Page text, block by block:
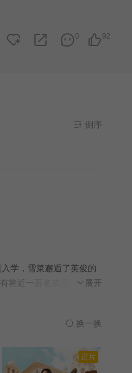
辈不幸负伤，他们苦心
。而在这一过程中，懈怠
。
92
0
倒序
学，雪菜邂逅了英俊的
将近一百名成员，大家展开
换一换
正片